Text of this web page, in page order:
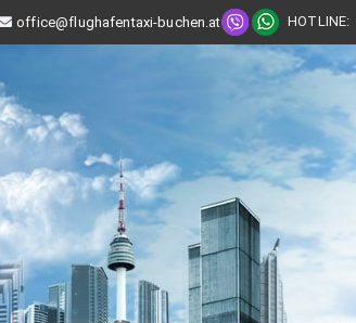
office@flughafentaxi-buchen.at HOTLINE: